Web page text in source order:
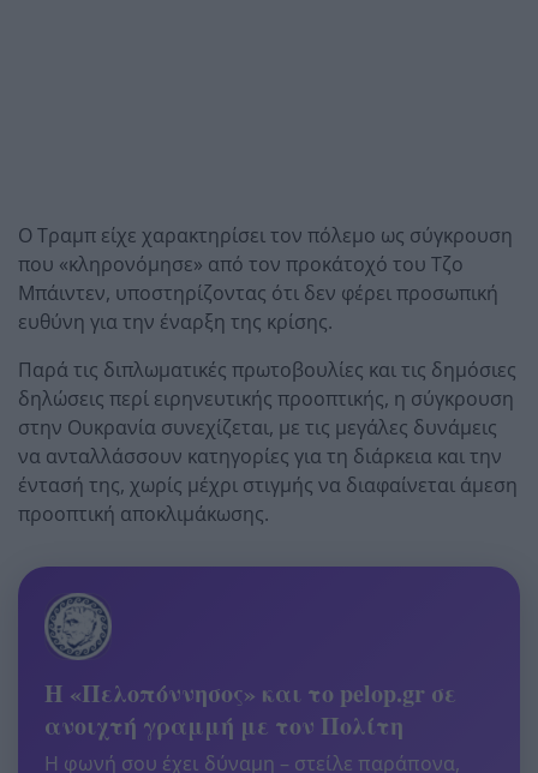
Ο Τραμπ είχε χαρακτηρίσει τον πόλεμο ως σύγκρουση
που «κληρονόμησε» από τον προκάτοχό του Τζο
Μπάιντεν, υποστηρίζοντας ότι δεν φέρει προσωπική
ευθύνη για την έναρξη της κρίσης.
Παρά τις διπλωματικές πρωτοβουλίες και τις δημόσιες
δηλώσεις περί ειρηνευτικής προοπτικής, η σύγκρουση
στην Ουκρανία συνεχίζεται, με τις μεγάλες δυνάμεις
να ανταλλάσσουν κατηγορίες για τη διάρκεια και την
έντασή της, χωρίς μέχρι στιγμής να διαφαίνεται άμεση
προοπτική αποκλιμάκωσης.
Η «Πελοπόννησος» και το pelop.gr σε
ανοιχτή γραμμή με τον Πολίτη
Η φωνή σου έχει δύναμη – στείλε παράπονα,